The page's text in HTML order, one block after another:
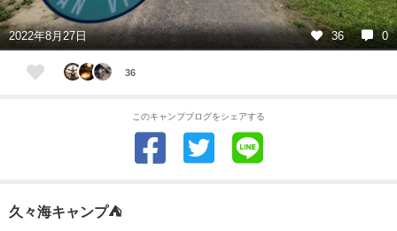
2022年8月27日 36 0
36
このキャンプブログをシェアする
久々海キャンプ⛺